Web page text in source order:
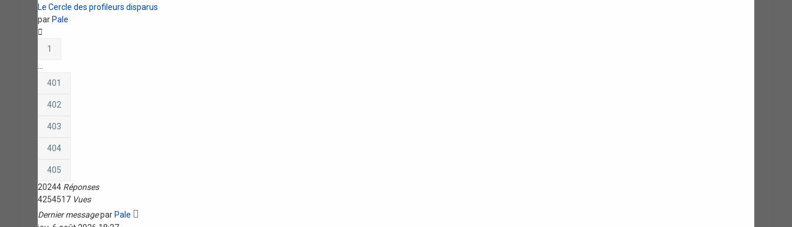
Le Cercle des profileurs disparus
par Pale
1
401
402
403
404
405
20244 Réponses
4254517 Vues
Dernier messagepar Pale